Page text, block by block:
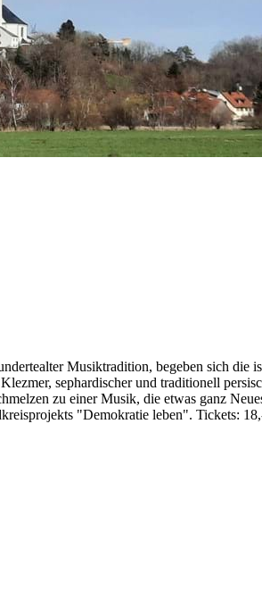
Musiktradition, begeben sich die
sephardischer und traditionell
zu einer Musik, die etwas ganz
"Demokratie leben". Tickets: